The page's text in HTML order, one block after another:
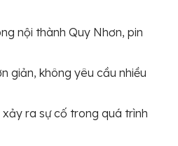
nội thành Quy Nhơn, pin
giản, không yêu cầu nhiều
ra sự cố trong quá trình